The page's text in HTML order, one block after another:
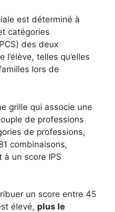
est déterminé à
catégories
des deux
telles qu’elles
lors de
grille qui associe une
de professions
de professions,
combinaisons,
à un score IPS
un score entre 45
élevé, plus le